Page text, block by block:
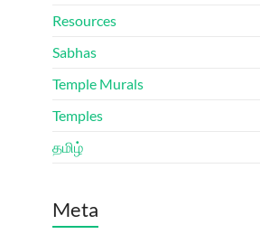
Resources
Sabhas
Temple Murals
Temples
தமிழ்
Meta